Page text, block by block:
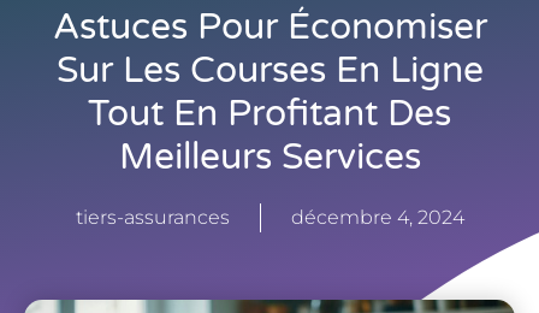
Astuces Pour Économiser
Sur Les Courses En Ligne
Tout En Profitant Des
Meilleurs Services
tiers-assurances décembre 4, 2024